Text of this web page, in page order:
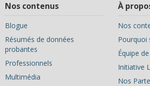
Nos contenus
Blogue
Résumés de données
probantes
Professionnels
Multimédia
À
Nos
Pourquoi
Équipe
Initiative
Nos